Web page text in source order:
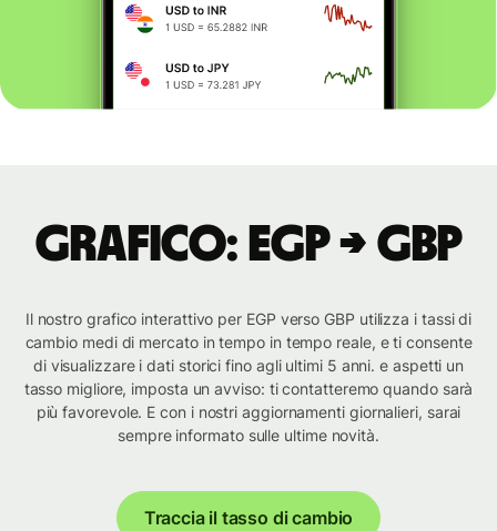
Grafico: EGP → GBP
Il nostro grafico interattivo per EGP verso GBP utilizza i tassi di
cambio medi di mercato in tempo in tempo reale, e ti consente
di visualizzare i dati storici fino agli ultimi 5 anni. e aspetti un
tasso migliore, imposta un avviso: ti contatteremo quando sarà
più favorevole. E con i nostri aggiornamenti giornalieri, sarai
sempre informato sulle ultime novità.
Traccia il tasso di cambio